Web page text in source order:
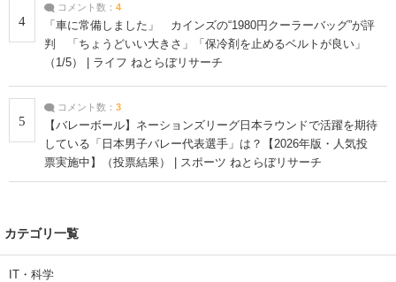
4
コメント数： 4
「車に常備しました」 カインズの“1980円クーラーバッグ”が評
判 「ちょうどいい大きさ」「保冷剤を止めるベルトが良い」
（1/5） | ライフ ねとらぼリサーチ
5
コメント数： 3
【バレーボール】ネーションズリーグ日本ラウンドで活躍を期待
している「日本男子バレー代表選手」は？【2026年版・人気投
票実施中】（投票結果） | スポーツ ねとらぼリサーチ
カテゴリ一覧
IT・科学